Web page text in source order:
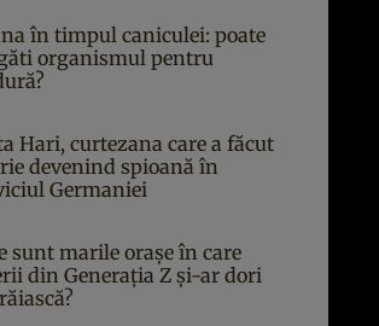
în timpul caniculei: poate
organismul pentru
Hari, curtezana care a făcut
devenind spioană în
Germaniei
sunt marile orașe în care
din Generația Z și-ar dori